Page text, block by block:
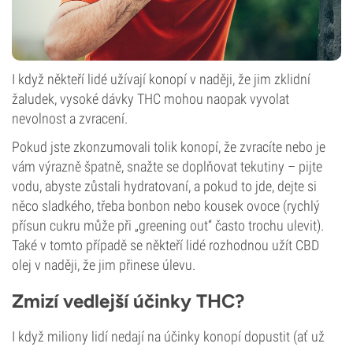
I když někteří lidé užívají konopí v naději, že jim zklidní
žaludek, vysoké dávky THC mohou naopak vyvolat
nevolnost a zvracení.
Pokud jste zkonzumovali tolik konopí, že zvracíte nebo je
vám výrazně špatně, snažte se doplňovat tekutiny – pijte
vodu, abyste zůstali hydratovaní, a pokud to jde, dejte si
něco sladkého, třeba bonbon nebo kousek ovoce (rychlý
přísun cukru může při „greening out“ často trochu ulevit).
Také v tomto případě se někteří lidé rozhodnou užít CBD
olej v naději, že jim přinese úlevu.
Zmizí vedlejší účinky THC?
I když miliony lidí nedají na účinky konopí dopustit (ať už